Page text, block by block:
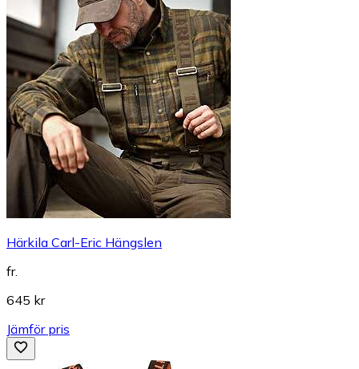
Härkila Carl-Eric Hängslen
fr.
645 kr
Jämför pris